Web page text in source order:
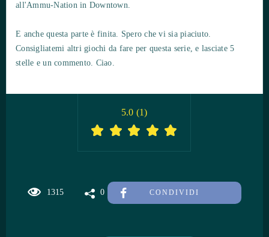
all'Ammu-Nation in Downtown.
E anche questa parte è finita. Spero che vi sia piaciuto.
Consigliatemi altri giochi da fare per questa serie, e lasciate 5
stelle e un commento. Ciao.
1315 0 CONDIVIDI
5.0 (1)